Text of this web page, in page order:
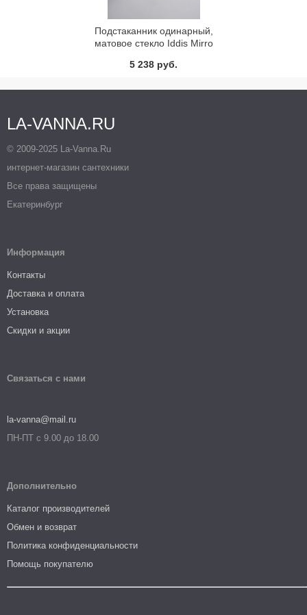
Подстаканник одинарный,
матовое стекло Iddis Mirro
5 238 руб.
LA-VANNA.RU
© 2009-2025 La-Vanna.Ru
интернет-магазин сантехники
Все права защищены
Екатеринбург
Информация
Контакты
Доставка и оплата
Установка
Скидки и акции
Связаться с нами
la-vanna@mail.ru
ПН-ПТ с 9.00 до 18.00
Дополнительно
Каталог производителей
Обмен и возврат
Политика конфиденциальности
Помощь покупателю